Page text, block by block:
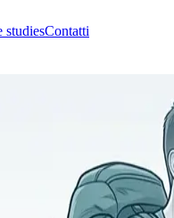
studiesContatti